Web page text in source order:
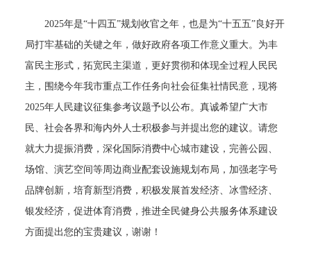
市领导 机构职能 政策服务
政策兑现 政策解读 回应关切
决策公开 专题公开
政务服务
个人服务 法人服务 部门服务
2025年是“十四五”规划收官之年，也是为“十五五”良好开
局打牢基础的关键之年，做好政府各项工作意义重大。为丰
富民主形式，拓宽民主渠道，更好贯彻和体现全过程人民民
主，围绕今年我市重点工作任务向社会征集社情民意，现将
2025年人民建议征集参考议题予以公布。真诚希望广大市
民、社会各界和海内外人士积极参与并提出您的建议。请您
就大力提振消费，深化国际消费中心城市建设，完善公园、
场馆、演艺空间等周边商业配套设施规划布局，加强老字号
品牌创新，培育新型消费，积极发展首发经济、冰雪经济、
银发经济，促进体育消费，推进全民健身公共服务体系建设
方面提出您的宝贵建议，谢谢！